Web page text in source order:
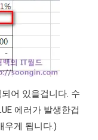
어 있을겁니다. 수
에러가 발생한겁
우게 됩니다.)